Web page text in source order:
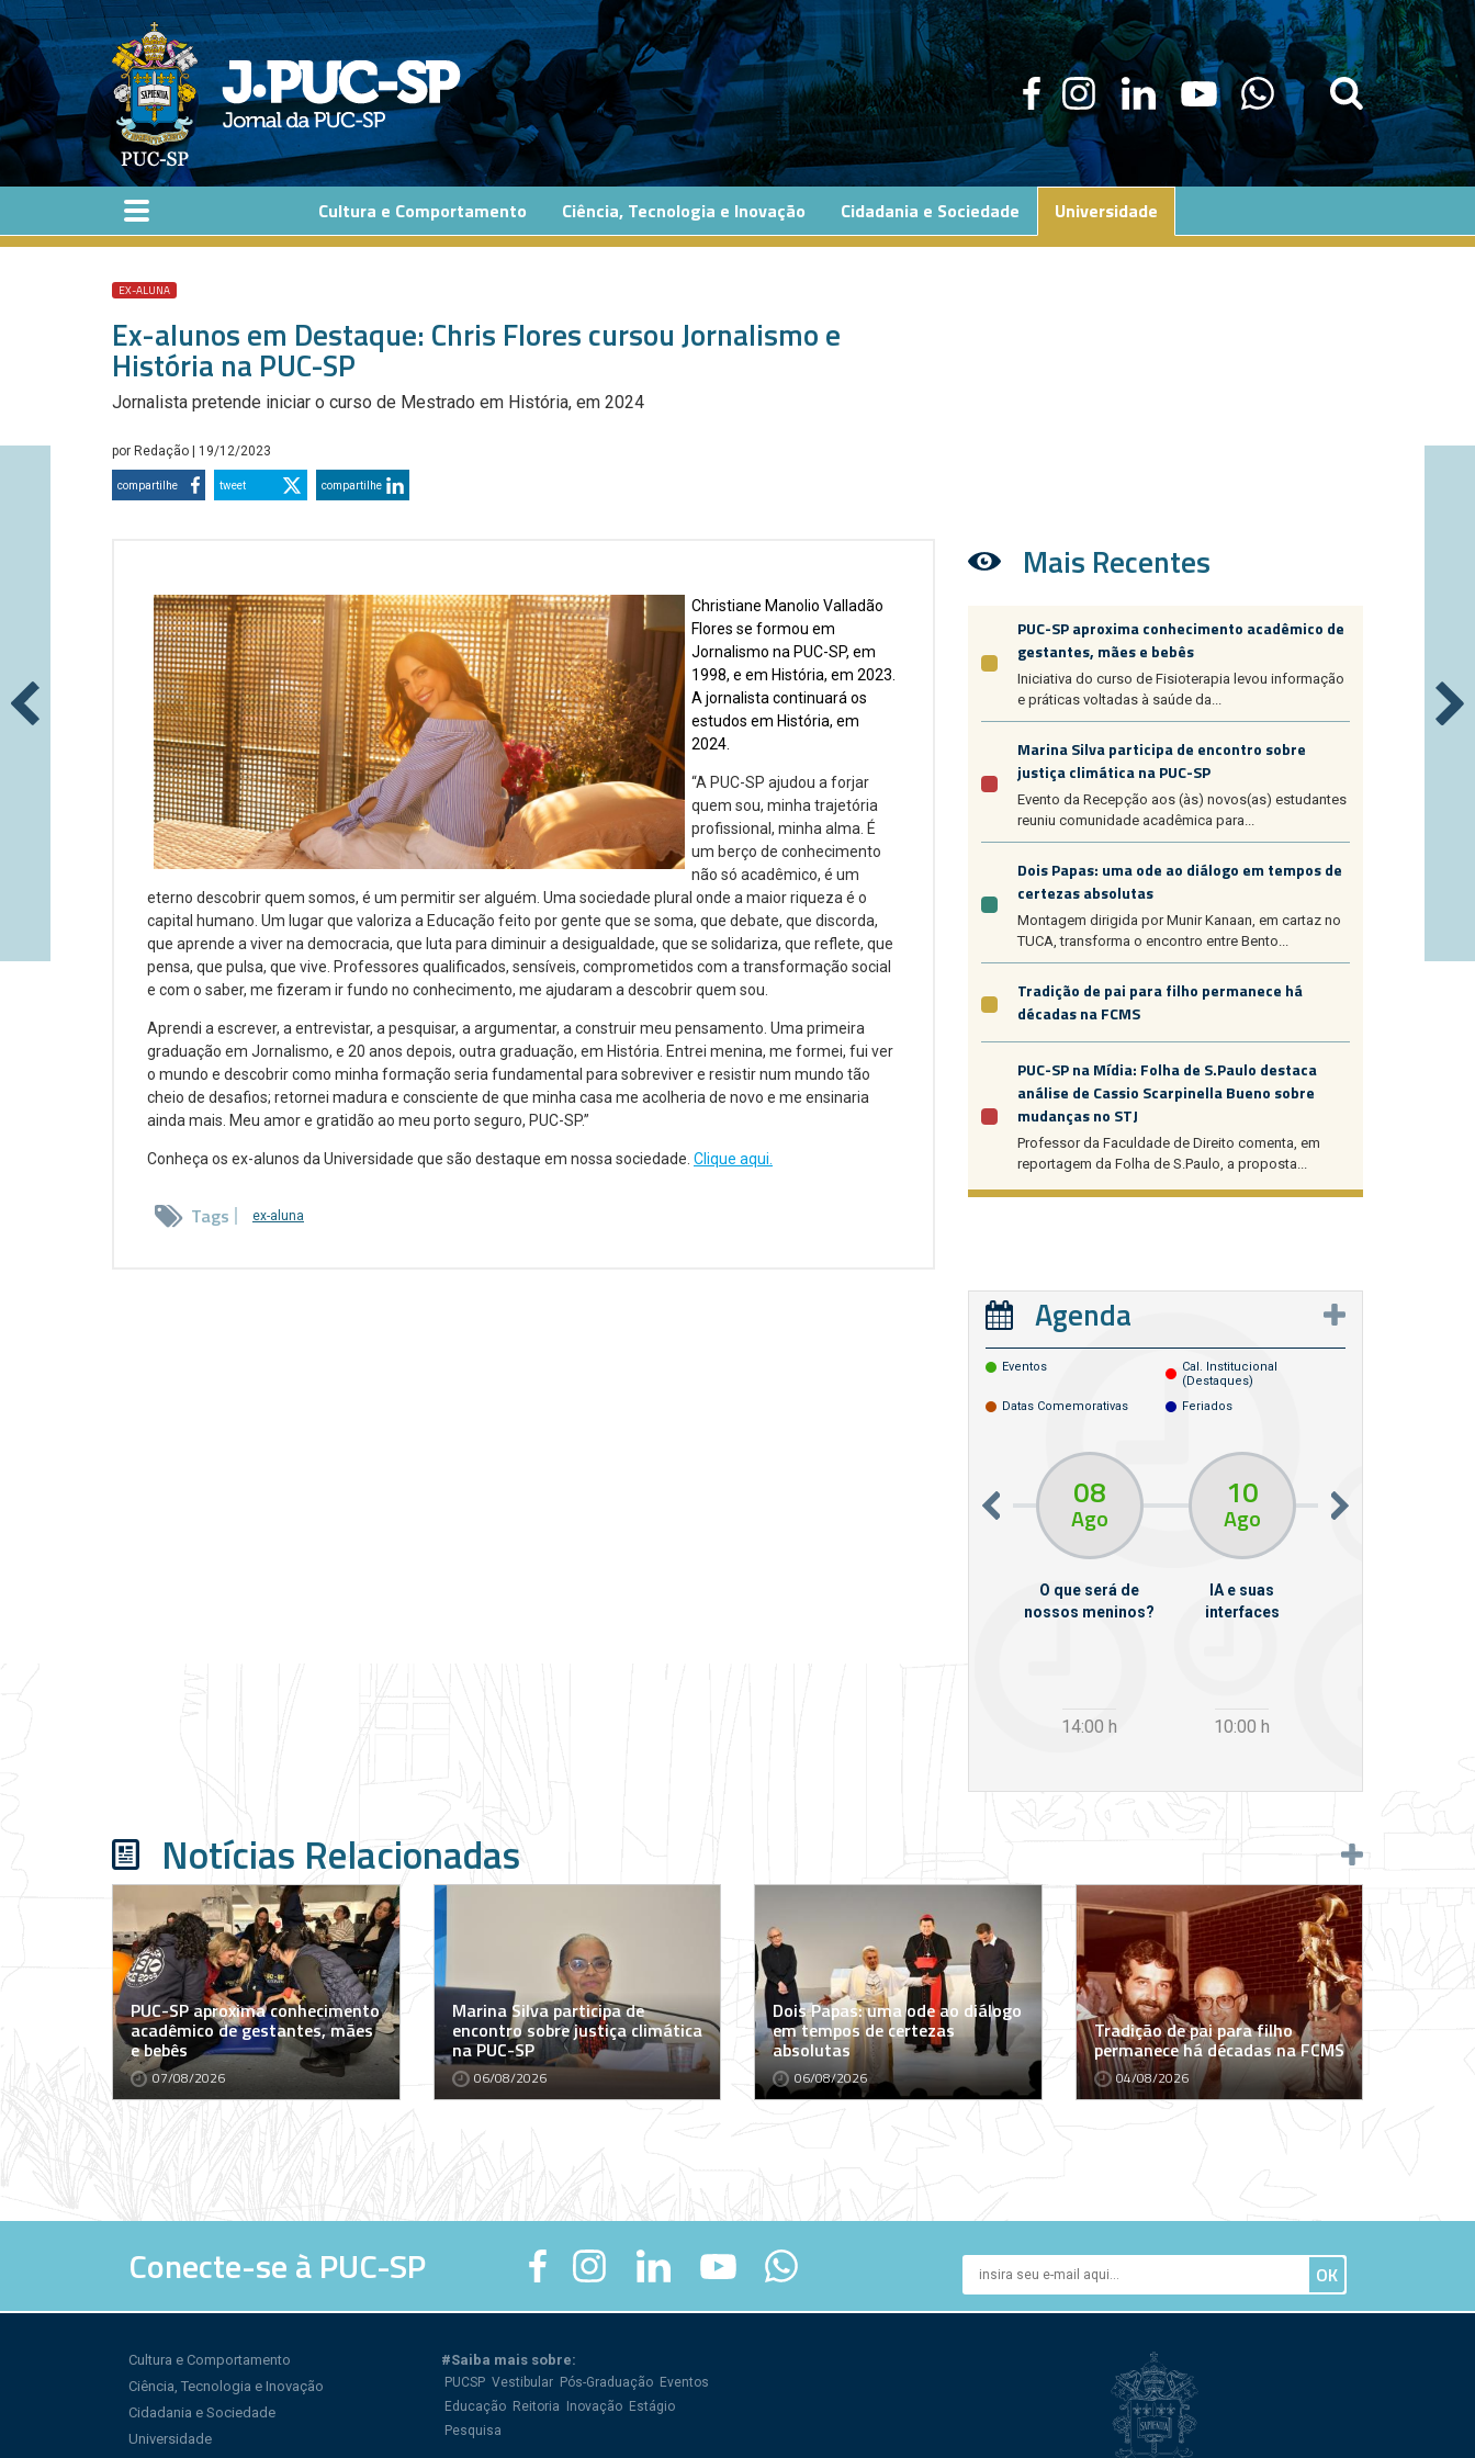
Pular para o conteúdo principal
Cultura e Comportamento Ciência, Tecnologia e Inovação Cidadania e Sociedade Universidade
EX-ALUNA
Ex-alunos em Destaque: Chris Flores cursou Jornalismo e
História na PUC-SP
Jornalista pretende iniciar o curso de Mestrado em História, em 2024
por Redação | 19/12/2023
compartilhe tweet compartilhe
Christiane Manolio Valladão
Flores se formou em
Jornalismo na PUC-SP, em
1998, e em História, em 2023.
A jornalista continuará os
estudos em História, em
2024.
“A PUC-SP ajudou a forjar
quem sou, minha trajetória
profissional, minha alma. É
um berço de conhecimento
não só acadêmico, é um
eterno descobrir quem somos, é um permitir ser alguém. Uma sociedade plural onde a maior riqueza é o
capital humano. Um lugar que valoriza a Educação feito por gente que se soma, que debate, que discorda,
que aprende a viver na democracia, que luta para diminuir a desigualdade, que se solidariza, que reflete, que
pensa, que pulsa, que vive. Professores qualificados, sensíveis, comprometidos com a transformação social
e com o saber, me fizeram ir fundo no conhecimento, me ajudaram a descobrir quem sou.
Aprendi a escrever, a entrevistar, a pesquisar, a argumentar, a construir meu pensamento. Uma primeira
graduação em Jornalismo, e 20 anos depois, outra graduação, em História. Entrei menina, me formei, fui ver
o mundo e descobrir como minha formação seria fundamental para sobreviver e resistir num mundo tão
cheio de desafios; retornei madura e consciente de que minha casa me acolheria de novo e me ensinaria
ainda mais. Meu amor e gratidão ao meu porto seguro, PUC-SP.”
Conheça os ex-alunos da Universidade que são destaque em nossa sociedade. Clique aqui.
Tags ex-aluna
Mais Recentes
PUC-SP aproxima conhecimento acadêmico de
gestantes, mães e bebês
Iniciativa do curso de Fisioterapia levou informação
e práticas voltadas à saúde da...
Marina Silva participa de encontro sobre
justiça climática na PUC-SP
Evento da Recepção aos (às) novos(as) estudantes
reuniu comunidade acadêmica para...
Dois Papas: uma ode ao diálogo em tempos de
certezas absolutas
Montagem dirigida por Munir Kanaan, em cartaz no
TUCA, transforma o encontro entre Bento...
Tradição de pai para filho permanece há
décadas na FCMS
PUC-SP na Mídia: Folha de S.Paulo destaca
análise de Cassio Scarpinella Bueno sobre
mudanças no STJ
Professor da Faculdade de Direito comenta, em
reportagem da Folha de S.Paulo, a proposta...
Agenda
Eventos
Cal. Institucional
(destaques)
Datas Comemorativas
Feriados
08
Ago
O que será de
nossos meninos?
14:00 h
10
Ago
IA e suas
interfaces
10:00 h
Notícias Relacionadas
PUC-SP aproxima conhecimento
acadêmico de gestantes, mães
e bebês
07/08/2026
Marina Silva participa de
encontro sobre justiça climática
na PUC-SP
06/08/2026
Dois Papas: uma ode ao diálogo
em tempos de certezas
absolutas
06/08/2026
Tradição de pai para filho
permanece há décadas na FCMS
04/08/2026
Conecte-se à PUC-SP
Cultura e Comportamento
Ciência, Tecnologia e Inovação
Cidadania e Sociedade
Universidade
#Saiba mais sobre:
PUCSP Vestibular Pós-Graduação Eventos
Educação Reitoria Inovação Estágio
Pesquisa